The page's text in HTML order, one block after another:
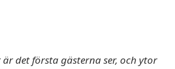
det första gästerna ser, och ytor